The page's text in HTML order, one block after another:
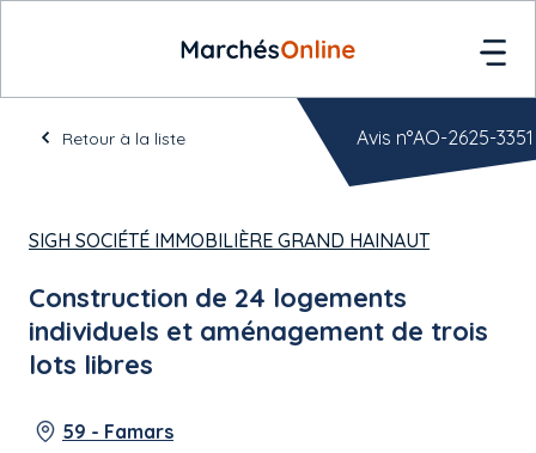
Retour à la liste
SIGH SOCIÉTÉ IMMOBILIÈRE GRAND HAINAUT
Construction de 24 logements
individuels et aménagement de trois
lots libres
59 - Famars
Avis n°AO-2625-3351